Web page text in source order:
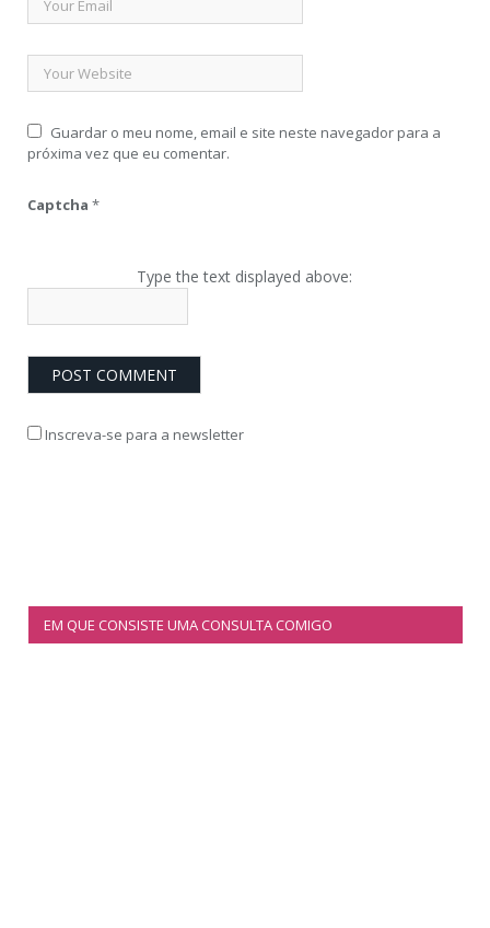
Guardar o meu nome, email e site neste navegador para a
próxima vez que eu comentar.
Captcha *
Type the text displayed above:
Inscreva-se para a newsletter
EM QUE CONSISTE UMA CONSULTA COMIGO